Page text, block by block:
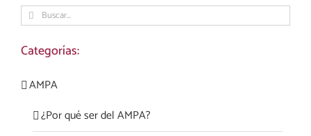
Buscar:
Categorías:
AMPA
¿Por qué ser del AMPA?